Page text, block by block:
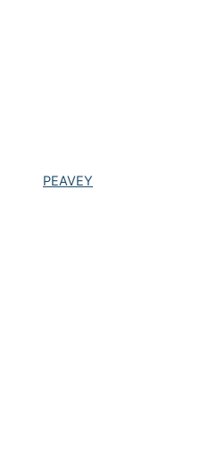
PEAVEY